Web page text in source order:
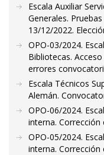
Escala Auxiliar
Generales.
13/12/2022.
OPO-03/2024.
Bibliotecas.
errores
Escala Técnicos
Alemán.
OPO-06/2024.
interna.
OPO-05/2024.
interna.